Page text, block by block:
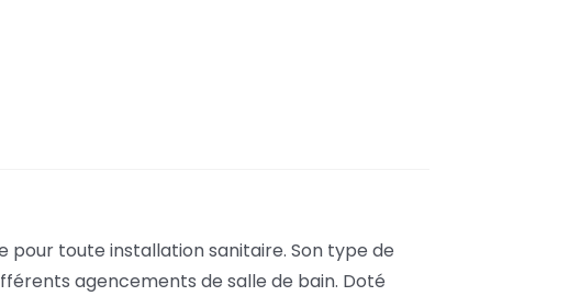
pour toute installation sanitaire. Son type de
agencements de salle de bain. Doté